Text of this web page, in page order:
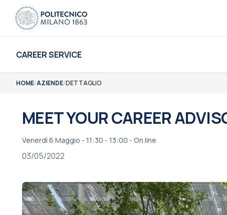
CAREER SERVICE
HOME/AZIENDE/DETTAGLIO
MEET YOUR CAREER
Venerdì 6 Maggio - 11:30 - 13:00 - On line
03/05/2022